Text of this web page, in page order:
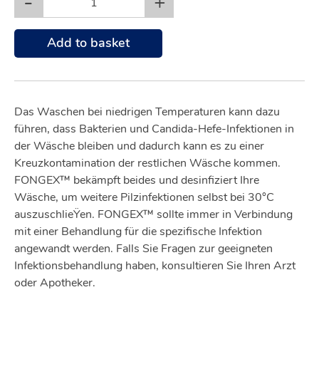
Add to basket
Das Waschen bei niedrigen Temperaturen kann dazu
führen, dass Bakterien und Candida-Hefe-Infektionen in
der Wäsche bleiben und dadurch kann es zu einer
Kreuzkontamination der restlichen Wäsche kommen.
FONGEX™ bekämpft beides und desinfiziert Ihre
Wäsche, um weitere Pilzinfektionen selbst bei 30°C
auszuschlieŸen. FONGEX™ sollte immer in Verbindung
mit einer Behandlung für die spezifische Infektion
angewandt werden. Falls Sie Fragen zur geeigneten
Infektionsbehandlung haben, konsultieren Sie Ihren Arzt
oder Apotheker.